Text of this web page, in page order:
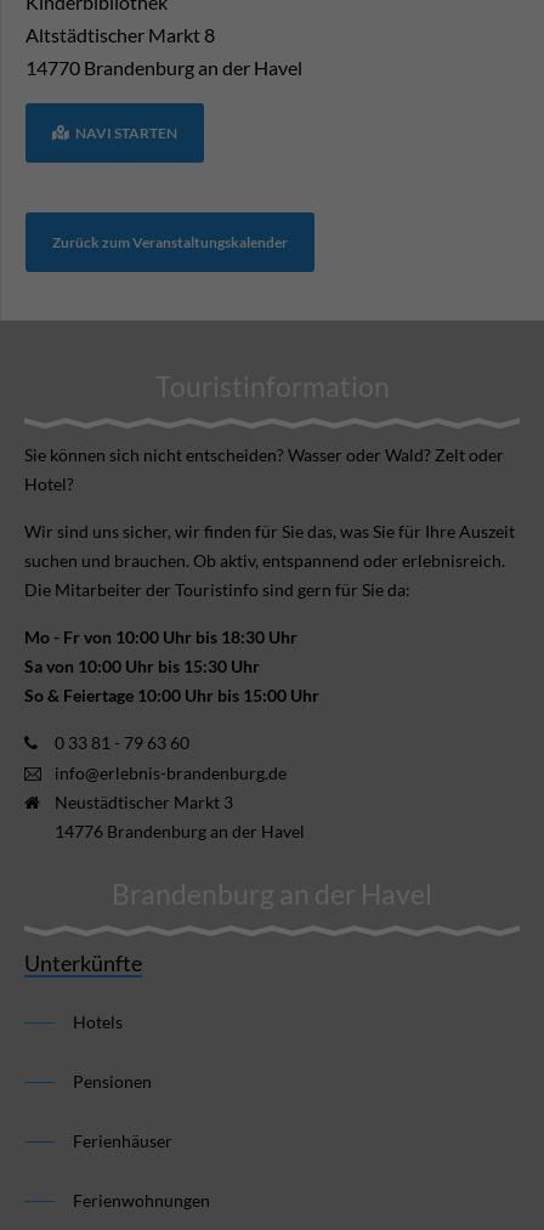
Altstädtischer Markt 8
14770 Brandenburg an der Havel
NAVI STARTEN
Zurück zum Veranstaltungskalender
Touristinformation
Sie können sich nicht ent­scheiden? Wasser oder Wald? Zelt oder
Hotel?
Wir sind uns sicher, wir finden für Sie das, was Sie für Ihre Aus­zeit
suchen und brauchen. Ob aktiv, ent­spannend oder erlebnis­reich.
Die Mitarbeiter der Touristinfo sind gern für Sie da:
Mo - Fr von 10:00 Uhr bis 18:30 Uhr
Sa von 10:00 Uhr bis 15:30 Uhr
So & Feiertage 10:00 Uhr bis 15:00 Uhr
0 33 81 - 79 63 60
info@erlebnis-brandenburg.de
Neustädtischer Markt 3
14776 Brandenburg an der Havel
Brandenburg an der Havel
Unterkünfte
Hotels
Pensionen
Ferienhäuser
Ferienwohnungen